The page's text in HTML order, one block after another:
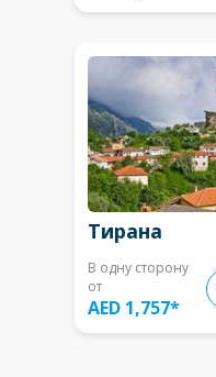
Тирана
В одну сторону
от
AED 1,757*